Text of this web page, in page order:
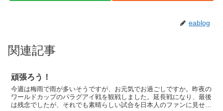
eablog
関連記事
頑張ろう！
今週は梅雨で雨が多いそうですが、お元気でお過ごしですか。昨夜の
ワールドカップのパラグアイ戦を観戦しました。延長戦になり、最後
は残念でしたが、それでも素晴らしい試合を日本人のファンに見せて